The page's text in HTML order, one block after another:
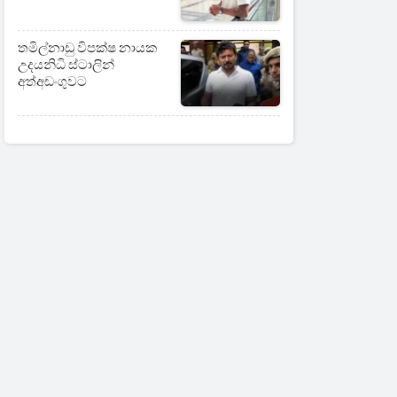
තමිල්නාඩු විපක්ෂ නායක
උදයනිධි ස්ටාලින්
අත්අඩංගුවට